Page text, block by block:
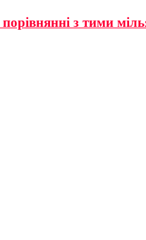
порівнянні з тими